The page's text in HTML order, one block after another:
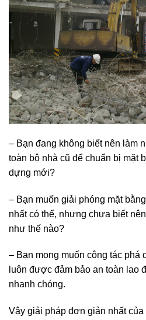
– Bạn đang không biết nên làm
toàn bộ nhà cũ để chuẩn bị mặt
dựng mới?
– Bạn muốn giải phóng mặt
nhất có thể, nhưng chưa biết
như thế nào?
– Bạn mong muốn công tác phá
luôn được đảm bảo an toàn lao
nhanh chóng.
Vậy giải pháp đơn giản nhất